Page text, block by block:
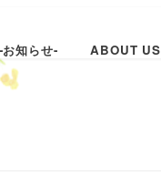
知らせ- ABOUT US